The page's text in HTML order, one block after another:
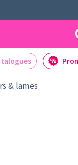
& lames